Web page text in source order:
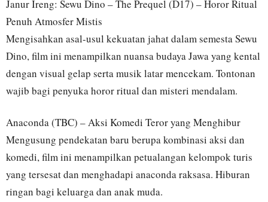
Janur Ireng: Sewu Dino – The Prequel (D17) – Horor Ritual
Penuh Atmosfer Mistis
Mengisahkan asal-usul kekuatan jahat dalam semesta Sewu
Dino, film ini menampilkan nuansa budaya Jawa yang kental
dengan visual gelap serta musik latar mencekam. Tontonan
wajib bagi penyuka horor ritual dan misteri mendalam.
Anaconda (TBC) – Aksi Komedi Teror yang Menghibur
Mengusung pendekatan baru berupa kombinasi aksi dan
komedi, film ini menampilkan petualangan kelompok turis
yang tersesat dan menghadapi anaconda raksasa. Hiburan
ringan bagi keluarga dan anak muda.